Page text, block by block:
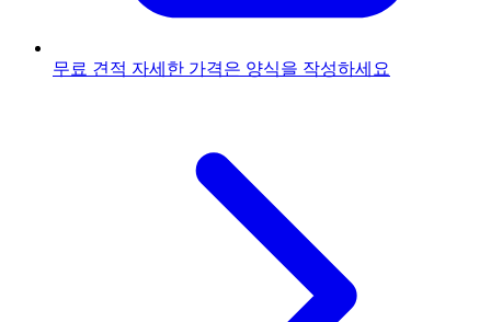
무료 견적 자세한 가격은 양식을 작성하세요